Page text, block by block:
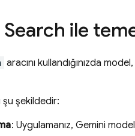
ile
aracını kullandığınızda
şu şekildedir:
: Uygulamanız, Gemini